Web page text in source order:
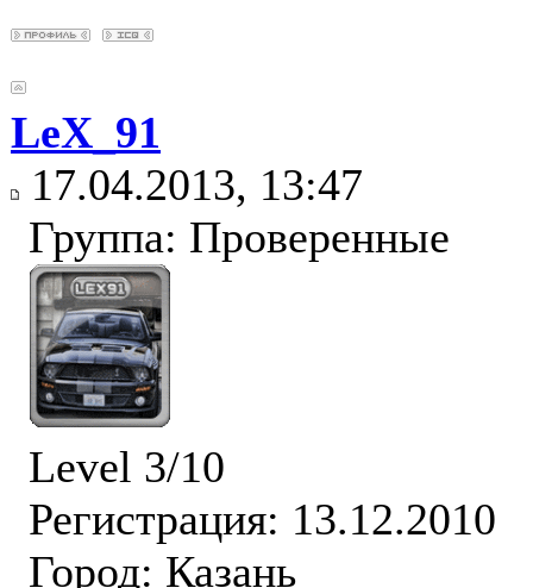
LeX_91
17.04.2013, 13:47
Группа: Проверенные
Level 3/10
Регистрация: 13.12.2010
Город: Казань